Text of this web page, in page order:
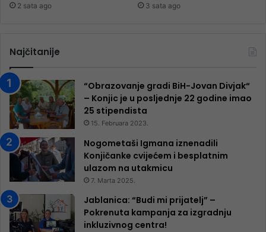
2 sata ago 3 sata ago
Najčitanije
“Obrazovanje gradi BiH-Jovan Divjak“
– Konjic je u posljednje 22 godine imao
25 ​​stipendista
15. Februara 2023.
Nogometaši Igmana iznenadili
Konjičanke cvijećem i besplatnim
ulazom na utakmicu
7. Marta 2025.
Jablanica: “Budi mi prijatelj” –
Pokrenuta kampanja za izgradnju
inkluzivnog centra!